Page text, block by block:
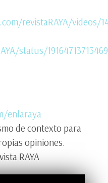
revistaRAYA/videos/
status/
enlaraya
de contexto para
opiniones.
RAYA